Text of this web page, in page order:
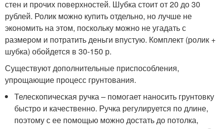
стен и прочих поверхностей. Шубка стоит от 20 до 30
рублей. Ролик можно купить отдельно, но лучше не
экономить на этом, поскольку можно не угадать с
размером и потратить деньги впустую. Комплект (ролик +
шубка) обойдется в 30-150 р.
Существуют дополнительные приспособления,
упрощающие процесс грунтования.
Телескопическая ручка – помогает наносить грунтовку
быстро и качественно. Ручка регулируется по длине,
поэтому с ее помощью можно достать до потолка,